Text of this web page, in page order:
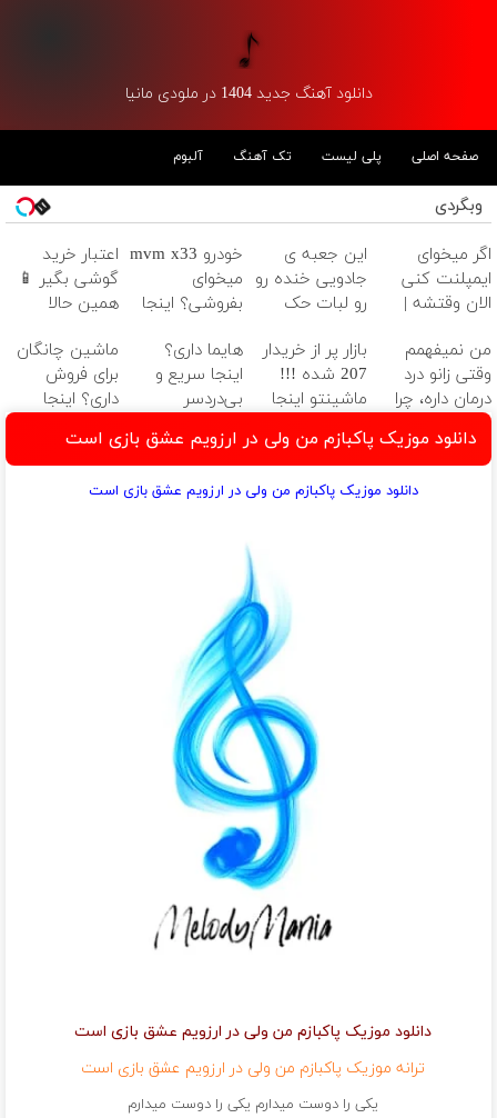
دانلود آهنگ جدید 1404 در ملودی مانیا
صفحه اصلی پلی لیست تک آهنگ آلبوم
وبگردی
اگر میخوای
ایمپلنت کنی
الان وقتشه |
میلیون تومان!!!
این جعبه ی
جادویی خنده رو
رو لبات حک
خرید40%تخفیف
خودرو mvm x33
میخوای
بفروشی؟ اینجا
فروش میره
اعتبار خرید
گوشی بگیر 📱
همین حالا
بده 🎯
من نمیفهمم
وقتی زانو درد
درمان داره، چرا
دردش رو داری
تحمل میکنی؟❗
بازار پر از خریدار
207 شده !!!
ماشینتو اینجا
هایما داری؟
اینجا سریع و
بی‌دردسر
ماشین چانگان
برای فروش
داری؟ اینجا
دانلود موزیک پاکبازم من ولی در ارزویم عشق بازی است
دانلود موزیک پاکبازم من ولی در ارزویم عشق بازی است
دانلود موزیک پاکبازم من ولی در ارزویم عشق بازی است
ترانه موزیک پاکبازم من ولی در ارزویم عشق بازی است
یکی را دوست میدارم یکی را دوست میدارم